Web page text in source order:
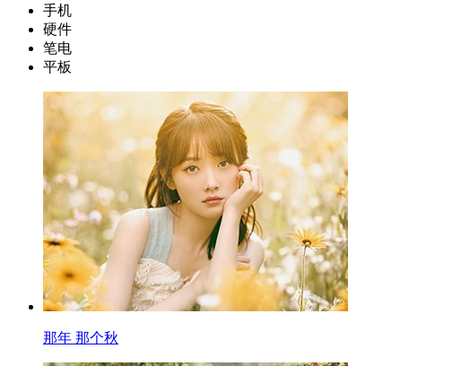
手机
硬件
笔电
平板
那年 那个秋